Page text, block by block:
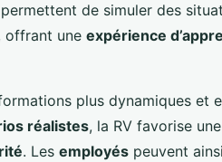
permettent de simuler des
offrant une expérience
plus dynamiques et
réalistes, la RV favorise
. Les employés peuvent